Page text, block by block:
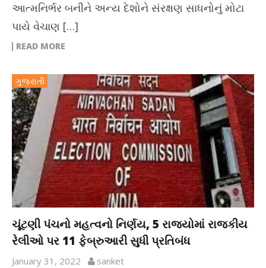
આત્મનિર્ભર બનીને અન્ય દેશોને સંરક્ષણ સાધનોનું મોટા
પાયે વેચાણ […]
READ MORE
ગુજરાતી
ચૂંટણી પંચનો મહત્વનો નિર્ણય, 5 રાજ્યોમાં રાજકીય
રેલીઓ પર 11 ફેબ્રુઆરી સુધી પ્રતિબંધ
January 31, 2022 sanket